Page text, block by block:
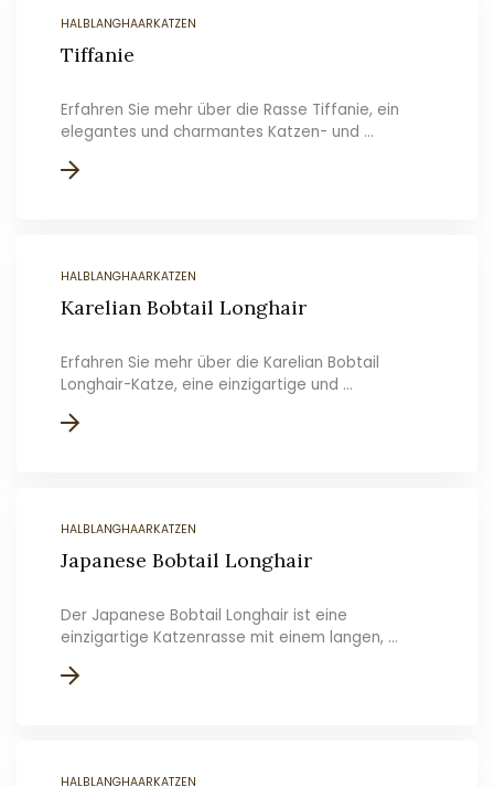
HALBLANGHAARKATZEN
Tiffanie
Erfahren Sie mehr über die Rasse Tiffanie, ein
elegantes und charmantes Katzen- und ...
HALBLANGHAARKATZEN
Karelian Bobtail Longhair
Erfahren Sie mehr über die Karelian Bobtail
Longhair-Katze, eine einzigartige und ...
HALBLANGHAARKATZEN
Japanese Bobtail Longhair
Der Japanese Bobtail Longhair ist eine
einzigartige Katzenrasse mit einem langen, ...
HALBLANGHAARKATZEN